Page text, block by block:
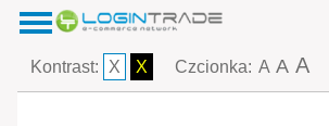
Kontrast: X X Czcionka: A A A